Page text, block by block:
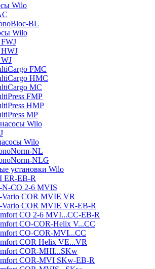
Wilo
BL
Wilo
FMC
HMC
MC
FMP
HMP
MP
Wilo
Wilo
NL
NLG
установки Wilo
ER-EB-R
N-CO 2-6 MVIS
Vario COR MVIE VR
Vario COR MVIE VR-EB-R
CO 2-6 MVI...CC-EB-R
CO-COR-Helix V...CC
CO-COR-MVI...CC
COR Helix VE...VR
COR-MHI...SKw
COR-MVI SKw-EB-R